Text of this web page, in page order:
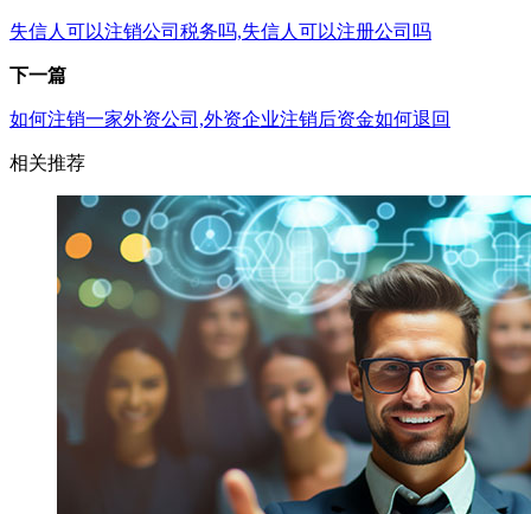
失信人可以注销公司税务吗,失信人可以注册公司吗
下一篇
如何注销一家外资公司,外资企业注销后资金如何退回
相关推荐